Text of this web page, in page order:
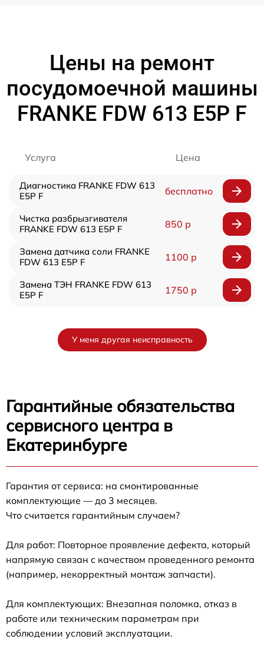
Цены на ремонт
посудомоечной машины
FRANKE FDW 613 E5P F
Услуга Цена
Диагностика FRANKE FDW 613
E5P F
бесплатно
Чистка разбрызгивателя
FRANKE FDW 613 E5P F
850 р
Замена датчика соли FRANKE
FDW 613 E5P F
1100 р
Замена ТЭН FRANKE FDW 613
E5P F
1750 р
У меня другая неисправность
Гарантийные обязательства
сервисного центра в
Екатеринбурге
Гарантия от сервиса: на смонтированные
комплектующие — до 3 месяцев.
Что считается гарантийным случаем?
Для работ: Повторное проявление дефекта, который
напрямую связан с качеством проведенного ремонта
(например, некорректный монтаж запчасти).
Для комплектующих: Внезапная поломка, отказ в
работе или техническим параметрам при
соблюдении условий эксплуатации.